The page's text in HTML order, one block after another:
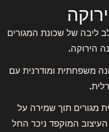
ליבה של שכונת המגורים
הירוקה.
משפחתית ומודרנית עם
מגורים תוך שמירה על
המוקפד ניכר החל